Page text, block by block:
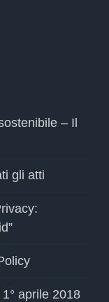
– Il
gli atti
aprile 2018